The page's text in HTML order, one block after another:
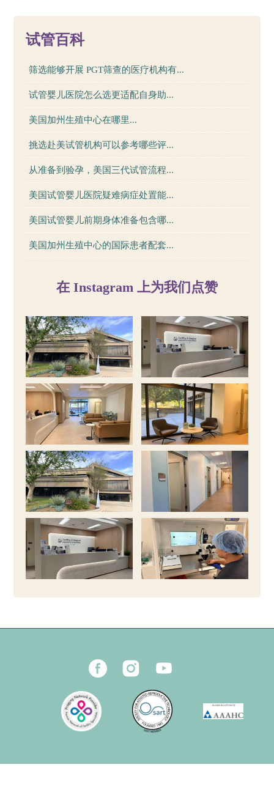
试管百科
筛选能够开展 PGT筛查的医疗机构有...
试管婴儿医院怎么选更适配自身助...
美国加州生殖中心在哪里...
挑选赴美试管机构可以参考哪些评...
从准备到验孕，美国三代试管流程...
美国试管婴儿医院疑难病症处置能...
美国试管婴儿前期身体准备包含哪...
美国加州生殖中心的国际患者配套...
在 Instagram 上为我们点赞